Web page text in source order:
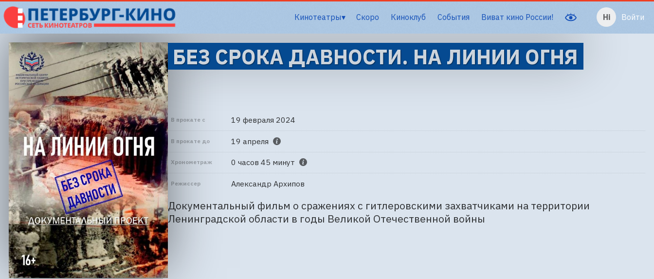
Кинотеатры Скоро Киноклуб События Виват кино России! Войти
БЕЗ СРОКА ДАВНОСТИ. НА ЛИНИИ ОГНЯ
В прокате с 19 февраля 2024
В прокате до 19 апреля
Хронометраж 0 часов 45 минут
Режиссер Александр Архипов
Документальный фильм о сражениях с гитлеровскими захватчиками на территории
Ленинградской области в годы Великой Отечественной войны